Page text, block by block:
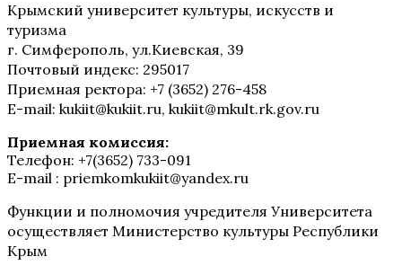
Крымский университет культуры, искусств и
туризма
г. Симферополь, ул.Киевская, 39
Почтовый индекс: 295017
Приемная ректора: +7 (3652) 276-458
E-mail: kukiit@kukiit.ru, kukiit@mkult.rk.gov.ru
Приемная комиссия:
Телефон: +7(3652) 733-091
E-mail : priemkomkukiit@yandex.ru
Функции и полномочия учредителя Университета
осуществляет Министерство культуры Республики
Крым